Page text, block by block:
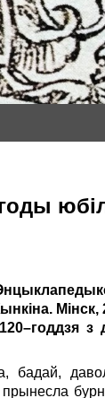
Мінск,
з
бадай,